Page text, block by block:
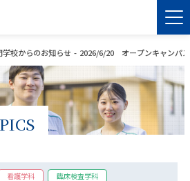
学校からのお知らせ 2026/6/20 オープンキャンパス
看護学科 臨床検査学科